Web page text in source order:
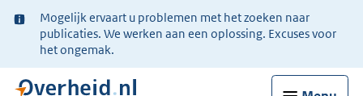
Ter
informatie:
Mogelijk ervaart u problemen met het zoeken naar
publicaties. We werken aan een oplossing. Excuses voor
het ongemak.